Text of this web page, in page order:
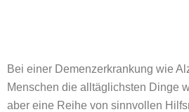
Bei einer Demenzerkrankung wie
Menschen die alltäglichsten Dinge
aber eine Reihe von sinnvollen